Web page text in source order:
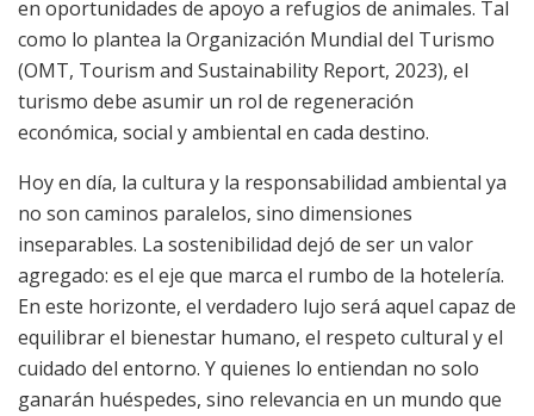
en oportunidades de apoyo a refugios de animales. Tal
como lo plantea la Organización Mundial del Turismo
(OMT, Tourism and Sustainability Report, 2023), el
turismo debe asumir un rol de regeneración
económica, social y ambiental en cada destino.
Hoy en día, la cultura y la responsabilidad ambiental ya
no son caminos paralelos, sino dimensiones
inseparables. La sostenibilidad dejó de ser un valor
agregado: es el eje que marca el rumbo de la hotelería.
En este horizonte, el verdadero lujo será aquel capaz de
equilibrar el bienestar humano, el respeto cultural y el
cuidado del entorno. Y quienes lo entiendan no solo
ganarán huéspedes, sino relevancia en un mundo que